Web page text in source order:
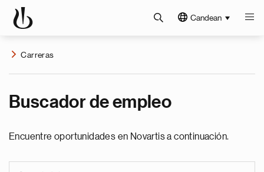
Candean
Carreras
Buscador de empleo
Encuentre oportunidades en Novartis a continuación.